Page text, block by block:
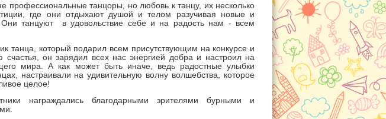
профессиональные танцоры, но любовь к танцу, их несколько
где они отдыхают душой и телом разучивая новые и
танцуют в удовольствие себе и на радость нам - всем
танца, который подарил всем присутствующим на конкурсе и
счастья, он зарядил всех нас энергией добра и настроил на
мира. А как может быть иначе, ведь радостные улыбки
настраивали на удивительную волну волшебства, которое
целое!
награждались благодарными зрителями бурными и